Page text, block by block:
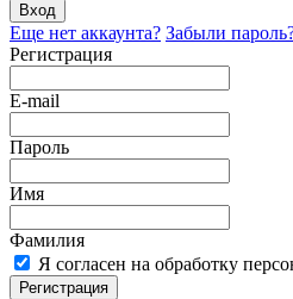
Вход
Еще нет аккаунта? Забыли
Регистрация
E-mail
Пароль
Имя
Фамилия
Я согласен на обработку
Регистрация